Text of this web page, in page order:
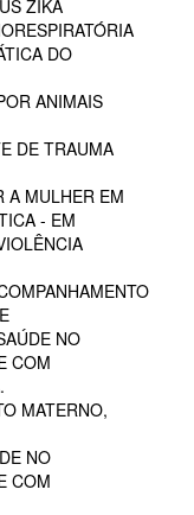
ZIKA
DO
ANIMAIS
DE TRAUMA
A MULHER EM
- EM
NO
COM
MATERNO,
NO
COM